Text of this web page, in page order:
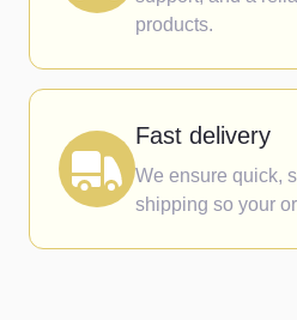
products.
Fast delivery
We ensure quick,
shipping so your